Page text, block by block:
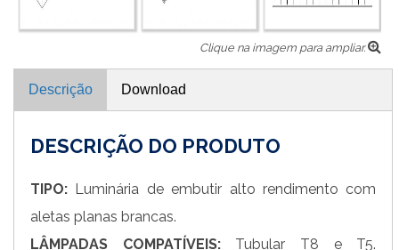
Clique na imagem para ampliar.
Descrição Download
DESCRIÇÃO DO PRODUTO
TIPO: Luminária de embutir alto rendimento com
aletas planas brancas.
LÂMPADAS COMPATÍVEIS: Tubular T8 e T5.